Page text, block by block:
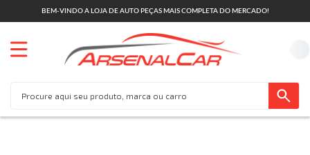
BEM-VINDO A LOJA DE AUTO PEÇAS MAIS COMPLETA DO MERCADO!